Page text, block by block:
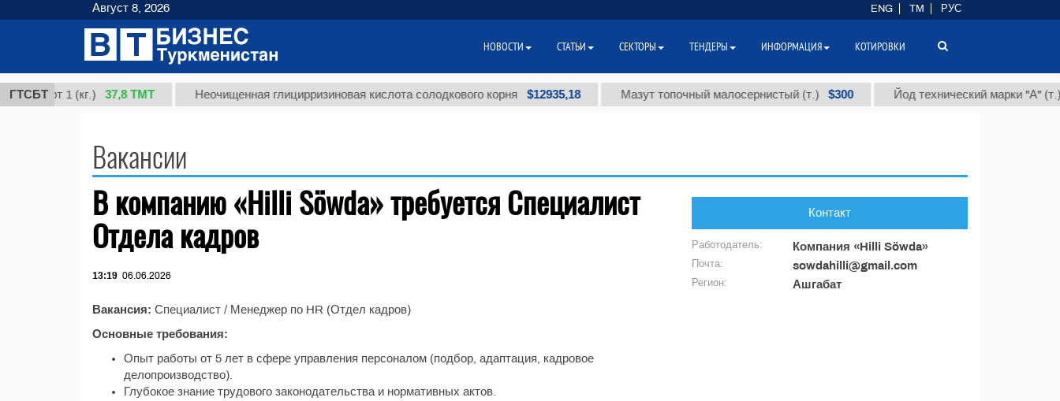
ГТСБТ
сорт 1 (кг.) 37,8 ТМТ Неочищенная глицирризиновая кислота солодкового корня $12935,18 Мазут топочный малосернистый (т.) $300 Йод технический марки "А" (т.)
Вакансии
В компанию «Hilli Söwda» требуется Специалист
Отдела кадров
13:19 06.06.2026
Вакансия: Специалист / Менеджер по HR (Отдел кадров)
Основные требования:
Опыт работы от 5 лет в сфере управления персоналом (подбор, адаптация, кадровое
делопроизводство).
Глубокое знание трудового законодательства и нормативных актов.
Контакт
Работодатель: Компания «Hilli Söwda»
Почта: sowdahilli@gmail.com
Регион: Ашгабат
Август 8, 2026 ENG TM РУС
НОВОСТИ СТАТЬИ СЕКТОРЫ ТЕНДЕРЫ ИНФОРМАЦИЯ КОТИРОВКИ